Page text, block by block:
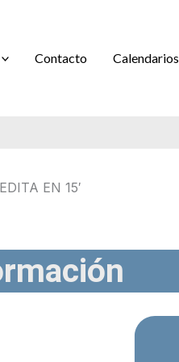
Contacto Calendarios
EN 15′